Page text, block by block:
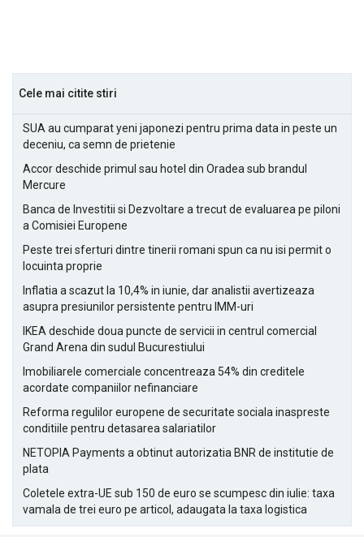
Cele mai citite stiri
SUA au cumparat yeni japonezi pentru prima data in peste un
deceniu, ca semn de prietenie
Accor deschide primul sau hotel din Oradea sub brandul
Mercure
Banca de Investitii si Dezvoltare a trecut de evaluarea pe piloni
a Comisiei Europene
Peste trei sferturi dintre tinerii romani spun ca nu isi permit o
locuinta proprie
Inflatia a scazut la 10,4% in iunie, dar analistii avertizeaza
asupra presiunilor persistente pentru IMM-uri
IKEA deschide doua puncte de servicii in centrul comercial
Grand Arena din sudul Bucurestiului
Imobiliarele comerciale concentreaza 54% din creditele
acordate companiilor nefinanciare
Reforma regulilor europene de securitate sociala inaspreste
conditiile pentru detasarea salariatilor
NETOPIA Payments a obtinut autorizatia BNR de institutie de
plata
Coletele extra-UE sub 150 de euro se scumpesc din iulie: taxa
vamala de trei euro pe articol, adaugata la taxa logistica